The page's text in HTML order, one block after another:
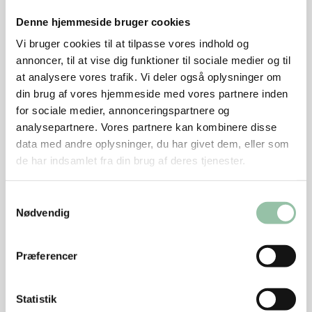
Denne hjemmeside bruger cookies
Vi bruger cookies til at tilpasse vores indhold og
annoncer, til at vise dig funktioner til sociale medier og til
at analysere vores trafik. Vi deler også oplysninger om
din brug af vores hjemmeside med vores partnere inden
for sociale medier, annonceringspartnere og
analysepartnere. Vores partnere kan kombinere disse
data med andre oplysninger, du har givet dem, eller som
de har indsamlet fra din brug af deres tjenester.
Nødvendig
Præferencer
Statistik
Skræl gulerødderne, og skær dem i stave.
Kog gulerødderne møre i letsaltet vand, ca. 3-5
minutter.
Nip bønnerne og kog dem møre i letsaltet vand,
ca. 4-5 minutter.
Smør
Rør smøret med ½-1 spsk kogende vand eller
suppe fra hamburgerryggen, til det har en konsistens
De tynde skiver hamburgerryg serveres med
Tips